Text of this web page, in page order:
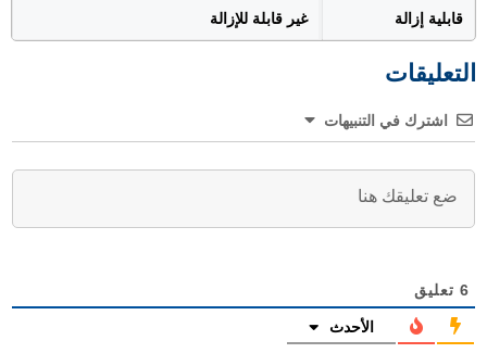
قابلية إزالة غير قابلة للإزالة
التعليقات
اشترك في التنبيهات
6 تعليق
الأحدث